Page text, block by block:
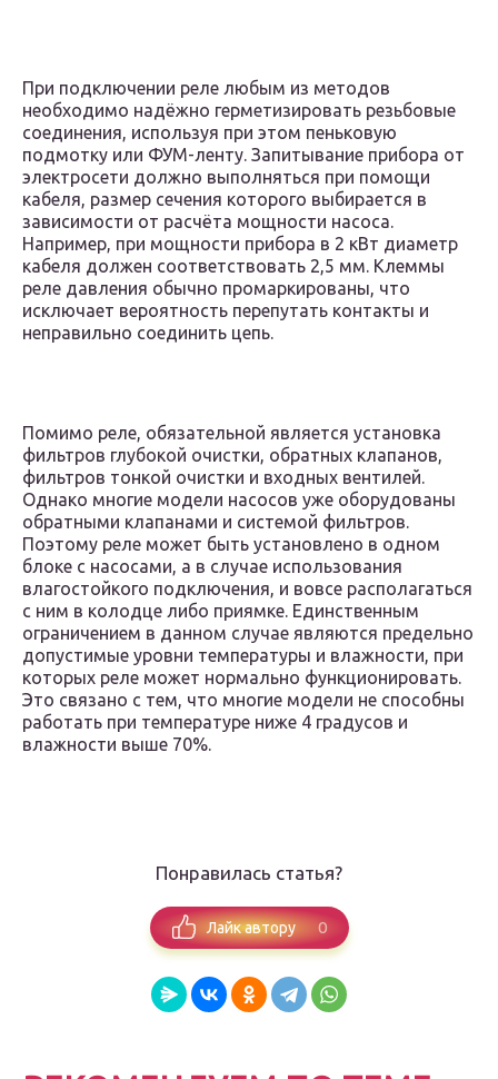
При подключении реле любым из методов
необходимо надёжно герметизировать резьбовые
соединения, используя при этом пеньковую
подмотку или ФУМ-ленту. Запитывание прибора от
электросети должно выполняться при помощи
кабеля, размер сечения которого выбирается в
зависимости от расчёта мощности насоса.
Например, при мощности прибора в 2 кВт диаметр
кабеля должен соответствовать 2,5 мм. Клеммы
реле давления обычно промаркированы, что
исключает вероятность перепутать контакты и
неправильно соединить цепь.
Помимо реле, обязательной является установка
фильтров глубокой очистки, обратных клапанов,
фильтров тонкой очистки и входных вентилей.
Однако многие модели насосов уже оборудованы
обратными клапанами и системой фильтров.
Поэтому реле может быть установлено в одном
блоке с насосами, а в случае использования
влагостойкого подключения, и вовсе располагаться
с ним в колодце либо приямке. Единственным
ограничением в данном случае являются предельно
допустимые уровни температуры и влажности, при
которых реле может нормально функционировать.
Это связано с тем, что многие модели не способны
работать при температуре ниже 4 градусов и
влажности выше 70%.
Понравилась статья?
Лайк автору 0